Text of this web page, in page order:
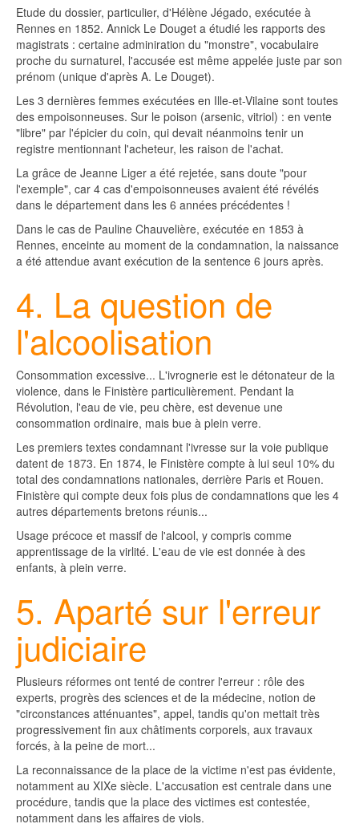
Etude du dossier, particulier, d'Hélène Jégado, exécutée à
Rennes en 1852. Annick Le Douget a étudié les rapports des
magistrats : certaine adminiration du "monstre", vocabulaire
proche du surnaturel, l'accusée est même appelée juste par son
prénom (unique d'après A. Le Douget).
Les 3 dernières femmes exécutées en Ille-et-Vilaine sont toutes
des empoisonneuses. Sur le poison (arsenic, vitriol) : en vente
"libre" par l'épicier du coin, qui devait néanmoins tenir un
registre mentionnant l'acheteur, les raison de l'achat.
La grâce de Jeanne Liger a été rejetée, sans doute "pour
l'exemple", car 4 cas d'empoisonneuses avaient été révélés
dans le département dans les 6 années précédentes !
Dans le cas de Pauline Chauvelière, exécutée en 1853 à
Rennes, enceinte au moment de la condamnation, la naissance
a été attendue avant exécution de la sentence 6 jours après.
4. La question de
l'alcoolisation
Consommation excessive... L'ivrognerie est le détonateur de la
violence, dans le Finistère particulièrement. Pendant la
Révolution, l'eau de vie, peu chère, est devenue une
consommation ordinaire, mais bue à plein verre.
Les premiers textes condamnant l'ivresse sur la voie publique
datent de 1873. En 1874, le Finistère compte à lui seul 10% du
total des condamnations nationales, derrière Paris et Rouen.
Finistère qui compte deux fois plus de condamnations que les 4
autres départements bretons réunis...
Usage précoce et massif de l'alcool, y compris comme
apprentissage de la virlité. L'eau de vie est donnée à des
enfants, à plein verre.
5. Aparté sur l'erreur
judiciaire
Plusieurs réformes ont tenté de contrer l'erreur : rôle des
experts, progrès des sciences et de la médecine, notion de
"circonstances atténuantes", appel, tandis qu'on mettait très
progressivement fin aux châtiments corporels, aux travaux
forcés, à la peine de mort...
La reconnaissance de la place de la victime n'est pas évidente,
notamment au XIXe siècle. L'accusation est centrale dans une
procédure, tandis que la place des victimes est contestée,
notamment dans les affaires de viols.